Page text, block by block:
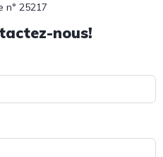
n° 25217
nous!